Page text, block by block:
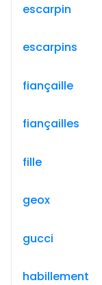
escarpin
escarpins
fiançaille
fiançailles
fille
geox
gucci
habillement